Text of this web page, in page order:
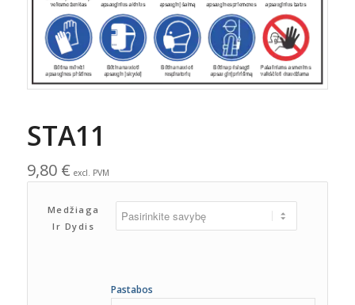
STA11
9,80 € excl. PVM
Medžiaga
Ir Dydis
Pastabos